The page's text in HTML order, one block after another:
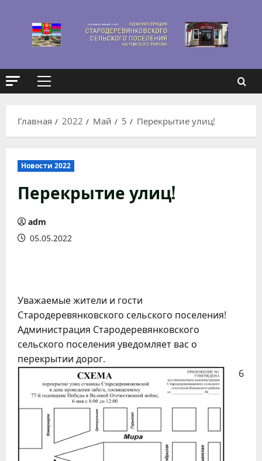
содержимому
Основное
Главная
2022 Май 5 Перекрытие улиц!
Новости 2022
Перекрытие улиц!
adm
05.05.2022
Уважаемые жители и гости
Стародеревянковского сельского поселения!
Администрация Стародеревянковского
сельского поселения уведомляет вас о
перекрытии дорог.
6